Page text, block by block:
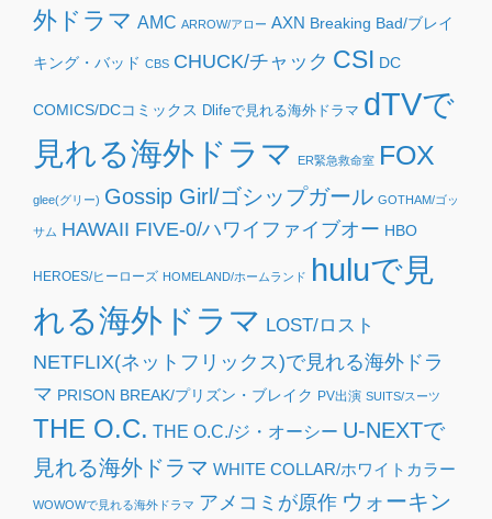
外ドラマ AMC ARROW/アロー AXN Breaking Bad/ブレイ
キング・バッド CBS CHUCK/チャック CSI DC
COMICS/DCコミックス Dlifeで見れる海外ドラマ dTVで
見れる海外ドラマ
ER緊急救命室 FOX
glee(グリー) Gossip Girl/ゴシップガール GOTHAM/ゴッ
サム HAWAII FIVE-0/ハワイファイブオー HBO
HEROES/ヒーローズ HOMELAND/ホームランド huluで見
れる海外ドラマ LOST/ロスト
NETFLIX(ネットフリックス)で見れる海外ドラ
マ PRISON BREAK/プリズン・ブレイク PV出演 SUITS/スーツ
THE O.C. THE O.C./ジ・オーシー U-NEXTで
見れる海外ドラマ WHITE COLLAR/ホワイトカラー
WOWOWで見れる海外ドラマ アメコミが原作 ウォーキン